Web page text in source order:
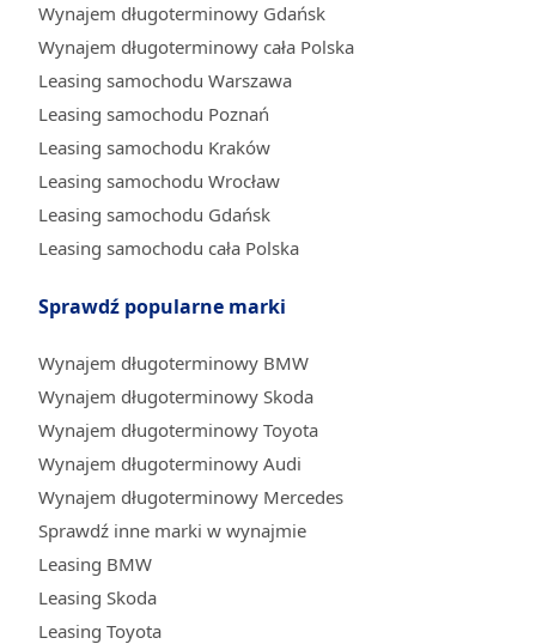
Wynajem długoterminowy Gdańsk
Wynajem długoterminowy cała Polska
Leasing samochodu Warszawa
Leasing samochodu Poznań
Leasing samochodu Kraków
Leasing samochodu Wrocław
Leasing samochodu Gdańsk
Leasing samochodu cała Polska
Sprawdź popularne marki
Wynajem długoterminowy BMW
Wynajem długoterminowy Skoda
Wynajem długoterminowy Toyota
Wynajem długoterminowy Audi
Wynajem długoterminowy Mercedes
Sprawdź inne marki w wynajmie
Leasing BMW
Leasing Skoda
Leasing Toyota